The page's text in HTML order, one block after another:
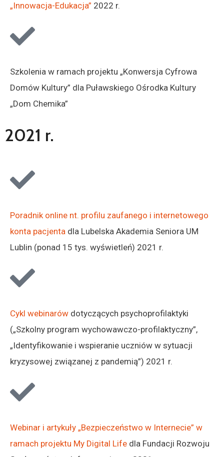
„Innowacja-Edukacja” 2022 r.
Szkolenia w ramach projektu „Konwersja Cyfrowa
Domów Kultury” dla Puławskiego Ośrodka Kultury
„Dom Chemika”
2021 r.
Poradnik online nt. profilu zaufanego i internetowego
konta pacjenta dla Lubelska Akademia Seniora UM
Lublin (ponad 15 tys. wyświetleń) 2021 r.
Cykl webinarów dotyczących psychoprofilaktyki
(„Szkolny program wychowawczo-profilaktyczny”,
„Identyfikowanie i wspieranie uczniów w sytuacji
kryzysowej związanej z pandemią”) 2021 r.
Webinar i artykuły „Bezpieczeństwo w Internecie” w
ramach projektu My Digital Life dla Fundacji Rozwoju